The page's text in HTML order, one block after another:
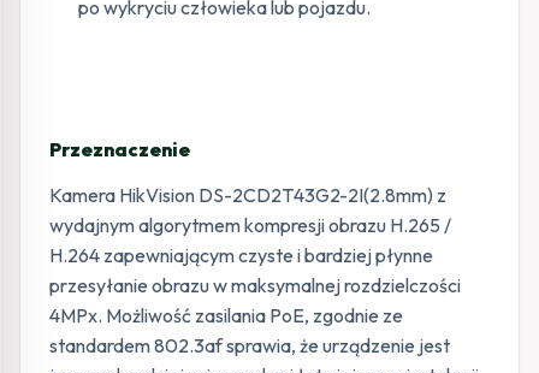
po wykryciu człowieka lub pojazdu.
Przeznaczenie
Kamera HikVision DS-2CD2T43G2-2I(2.8mm) z
wydajnym algorytmem kompresji obrazu H.265 /
H.264 zapewniającym czyste i bardziej płynne
przesyłanie obrazu w maksymalnej rozdzielczości
4MPx. Możliwość zasilania PoE, zgodnie ze
standardem 802.3af sprawia, że urządzenie jest